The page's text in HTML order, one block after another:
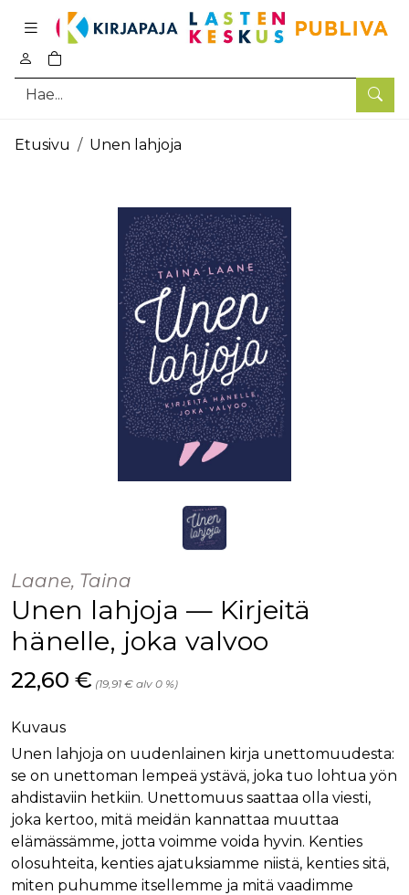
Hae
0
tuotetta ostoskorissa
Pääsisältö
Etusivu Unen lahjoja
Laane, Taina
Unen lahjoja — Kirjeitä
hänelle, joka valvoo
Hinta nyt
22,60 € (19,91 € alv 0 %)
Kuvaus
Unen lahjoja on uudenlainen kirja unettomuudesta:
se on unettoman lempeä ystävä, joka tuo lohtua yön
ahdistaviin hetkiin. Unettomuus saattaa olla viesti,
joka kertoo, mitä meidän kannattaa muuttaa
elämässämme, jotta voimme voida hyvin. Kenties
olosuhteita, kenties ajatuksiamme niistä, kenties sitä,
miten puhumme itsellemme ja mitä vaadimme